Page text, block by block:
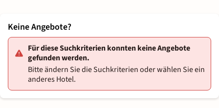
Keine Angebote?
Für diese Suchkriterien konnten keine Angebote
gefunden werden.
Bitte ändern Sie die Suchkriterien oder wählen Sie ein
anderes Hotel.